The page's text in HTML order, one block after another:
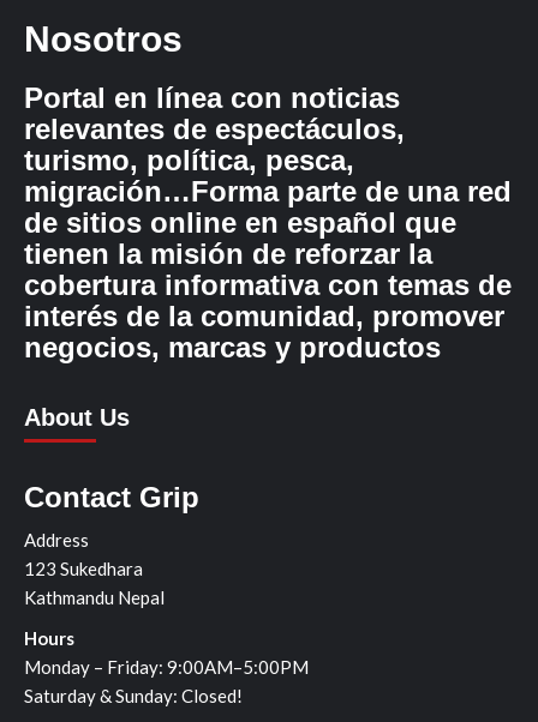
Nosotros
Portal en línea con noticias
relevantes de espectáculos,
turismo, política, pesca,
migración…Forma parte de una red
de sitios online en español que
tienen la misión de reforzar la
cobertura informativa con temas de
interés de la comunidad, promover
negocios, marcas y productos
About Us
Contact Grip
Address
123 Sukedhara
Kathmandu Nepal
Hours
Monday – Friday: 9:00AM–5:00PM
Saturday & Sunday: Closed!